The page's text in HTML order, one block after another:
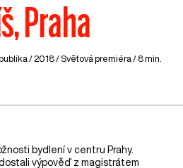
Praha
/ 2018 / Světová premiéra / 8 min.
bydlení v centru Prahy.
výpověď z magistrátem